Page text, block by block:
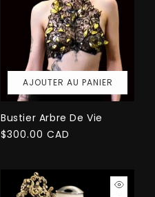
AJOUTER AU PANIER
Bustier Arbre De Vie
Prix
$300.00 CAD